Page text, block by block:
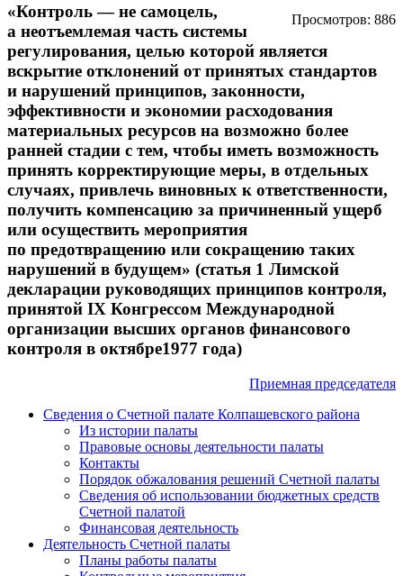
Просмотров: 886
«Контроль — не самоцель,
а неотъемлемая часть системы
регулирования, целью которой является
вскрытие отклонений от принятых стандартов
и нарушений принципов, законности,
эффективности и экономии расходования
материальных ресурсов на возможно более
ранней стадии с тем, чтобы иметь возможность
принять корректирующие меры, в отдельных
случаях, привлечь виновных к ответственности,
получить компенсацию за причиненный ущерб
или осуществить мероприятия
по предотвращению или сокращению таких
нарушений в будущем» (статья 1 Лимской
декларации руководящих принципов контроля,
принятой IX Конгрессом Международной
организации высших органов финансового
контроля в октябре1977 года)
Приемная председателя
Сведения о Счетной палате Колпашевского района
Из истории палаты
Правовые основы деятельности палаты
Контакты
Порядок обжалования решений Счетной палаты
Сведения об использовании бюджетных средств
Счетной палатой
Финансовая деятельность
Деятельность Счетной палаты
Планы работы палаты